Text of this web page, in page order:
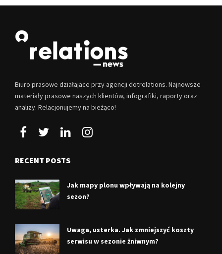
Biuro prasowe działające przy agencji dotrelations. Najnowsze
materiały prasowe naszych klientów, infografiki, raporty oraz
analizy. Relacjonujemy na bieżąco!
RECENT POSTS
Jak mapy plonu wpływają na kolejny
sezon?
Uwaga, usterka. Jak zmniejszyć koszty
serwisu w sezonie żniwnym?